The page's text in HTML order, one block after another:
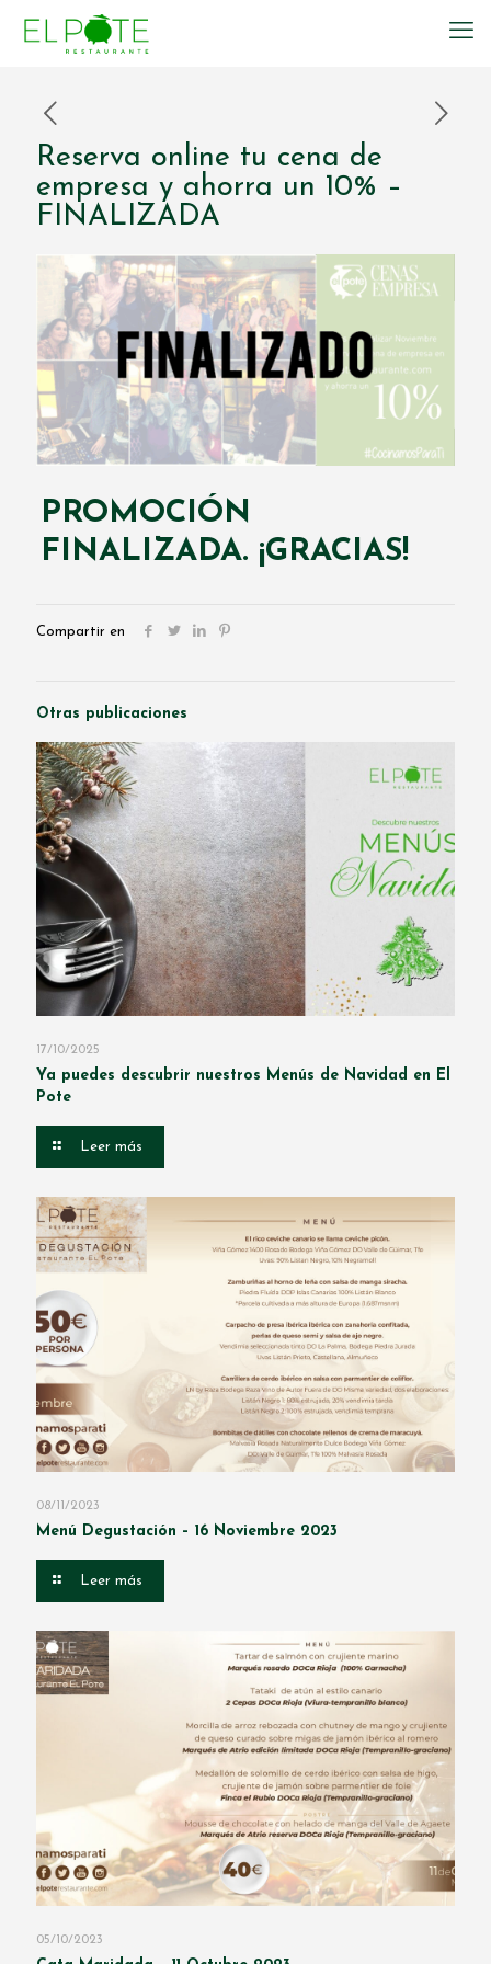
Reserva online tu cena de
empresa y ahorra un 10% –
FINALIZADA
PROMOCIÓN
FINALIZADA. ¡GRACIAS!
Compartir en
Otras publicaciones
17/10/2025
Ya puedes descubrir nuestros Menús de Navidad en El
Pote
Leer más
08/11/2023
Menú Degustación – 16 Noviembre 2023
Leer más
05/10/2023